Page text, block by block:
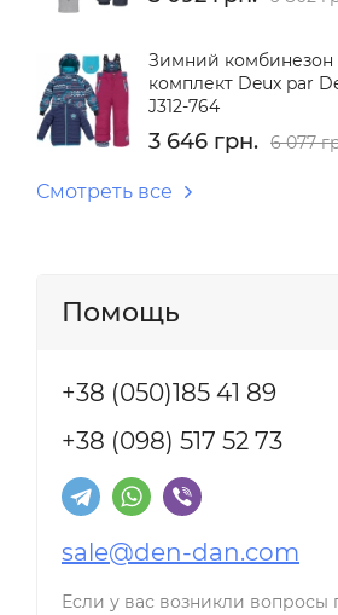
Зимний комбинезон
комплект Deux par
J312-764
3 646 грн. 6 077
Смотреть все
Помощь
+38 (050)185 41 89
+38 (098) 517 52 73
sale@den-dan.com
Если у вас возникли вопросы